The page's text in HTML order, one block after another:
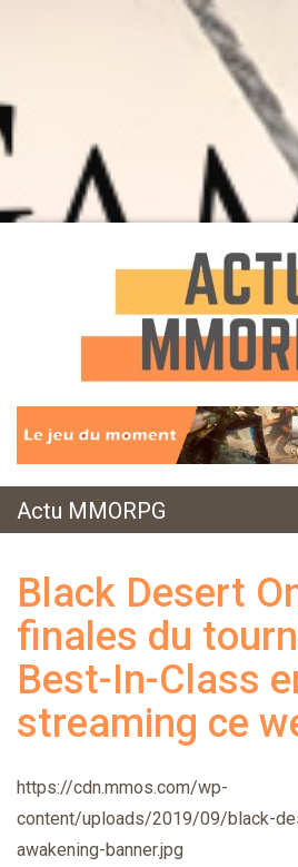
Actu MMORPG
Black Desert
finales du
Best-In-Class
streaming ce
https://cdn.mmos.com/wp-
content/uploads/2019/09/black-
awakening-banner.jpg